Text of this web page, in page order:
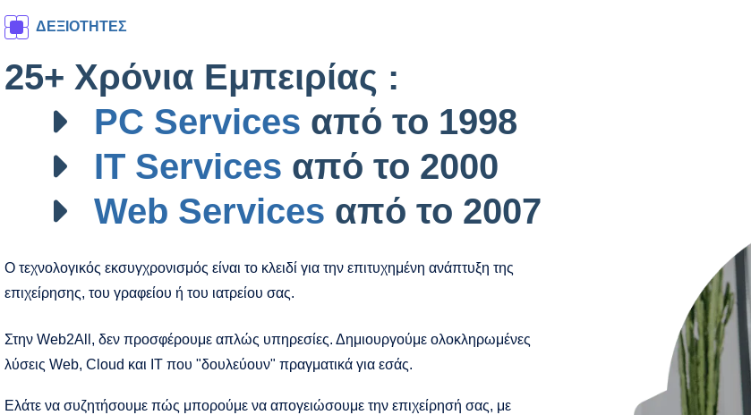
ΔΕΞΙΟΤΗΤΕΣ
25+ Χρόνια Εμπειρίας :
PC Services από το 1998
IT Services από το 2000
Web Services από το 2007
Ο τεχνολογικός εκσυγχρονισμός είναι το κλειδί για την επιτυχημένη ανάπτυξη της
επιχείρησης, του γραφείου ή του ιατρείου σας.
Στην Web2All, δεν προσφέρουμε απλώς υπηρεσίες. Δημιουργούμε ολοκληρωμένες
λύσεις Web, Cloud και IT που "δουλεύουν" πραγματικά για εσάς.
Ελάτε να συζητήσουμε πώς μπορούμε να απογειώσουμε την επιχείρησή σας, με